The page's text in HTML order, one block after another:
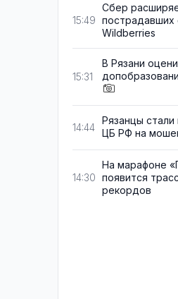
15:49
Сбер
пострадавших
Wildberries
15:31
В Рязани
14:44
Рязанцы
ЦБ РФ на
14:30
На марафоне
появится
рекордов